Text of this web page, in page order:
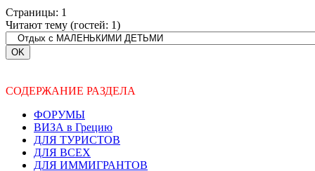
Страницы: 1
Читают тему (гостей: 1)
СОДЕРЖАНИЕ РАЗДЕЛА
ФОРУМЫ
ВИЗА в Грецию
ДЛЯ ТУРИСТОВ
ДЛЯ ВСЕХ
ДЛЯ ИММИГРАНТОВ